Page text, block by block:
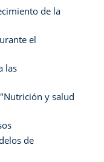
de la
el
las
y salud
de